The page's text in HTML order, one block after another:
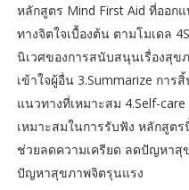
หลักสูตร Mind First Aid ที่ออก
ทางจิตใจเบื้องต้น ตามโมเดล
นิเวศของการสนับสนุนเรื่องสุข
เข้าใจผู้อื่น 3.Summarize กา
แนวทางที่เหมาะสม 4.Self-
เหมาะสมในการรับฟัง หลักสูต
ช่วยลดความเครียด ลดปัญหาสุ
ปัญหาสุขภาพจิตรุนแรง